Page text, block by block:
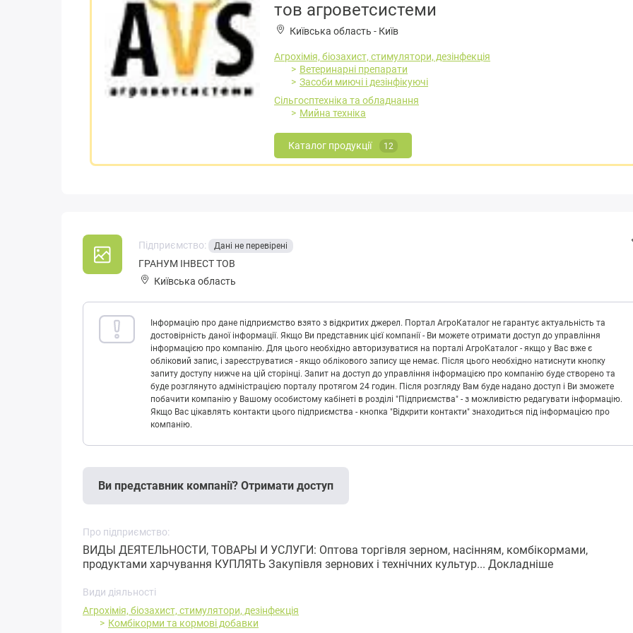
тов агроветсистеми
Київська область - Київ
Агрохімія, біозахист, стимулятори, дезінфекція
Ветеринарні препарати
Засоби миючі і дезінфікуючі
Сільгосптехніка та обладнання
Мийна техніка
Каталог продукції 12
Підприємство: Дані не перевірені
ГРАНУМ ІНВЕСТ ТОВ
Київська область
Інформацію про дане підприємство взято з відкритих джерел. Портал АгроКаталог не гарантує актуальність та
достовірність даної інформації. Якщо Ви представник цієї компанії - Ви можете отримати доступ до управління
інформацією про компанію. Для цього необхідно авторизуватися на порталі АгроКаталог - якщо у Вас вже є
обліковий запис, і зареєструватися - якщо облікового запису ще немає. Після цього необхідно натиснути кнопку
запиту доступу нижче на цій сторінці. Запит на доступ до управління інформацією про компанію буде створено та
буде розглянуто адміністрацією порталу протягом 24 годин. Після розгляду Вам буде надано доступ і Ви зможете
побачити компанію у Вашому особистому кабінеті в розділі "Підприємства" - з можливістю редагувати інформацію.
Якщо Вас цікавлять контакти цього підприємства - кнопка "Відкрити контакти" знаходиться під інформацією про
компанію.
Ви представник компанії? Отримати доступ
Про підприємство:
ВИДЫ ДЕЯТЕЛЬНОСТИ, ТОВАРЫ И УСЛУГИ: Оптова торгівля зерном, насінням, комбікормами,
продуктами харчування КУПЛЯТЬ Закупівля зернових і технічних культур... Докладніше
Види діяльності
Агрохімія, біозахист, стимулятори, дезінфекція
Комбікорми та кормові добавки